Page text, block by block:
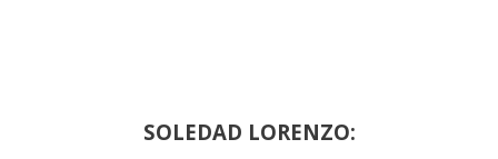
SOLEDAD LORENZO: